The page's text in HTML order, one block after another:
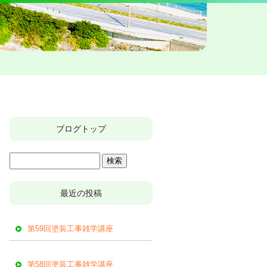
ブログトップ
最近の投稿
第59回塗装工事雑学講座
第58回塗装工事雑学講座